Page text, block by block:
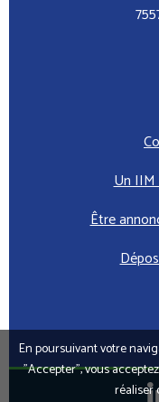
Un
Être
En poursuivant votre
"Accepter", vous
réaliser